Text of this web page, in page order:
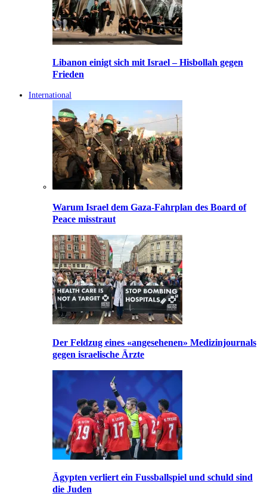
Libanon einigt sich mit Israel – Hisbollah gegen
Frieden
International
Warum Israel dem Gaza-Fahrplan des Board of
Peace misstraut
Der Feldzug eines «angesehenen» Medizinjournals
gegen israelische Ärzte
Ägypten verliert ein Fussballspiel und schuld sind
die Juden